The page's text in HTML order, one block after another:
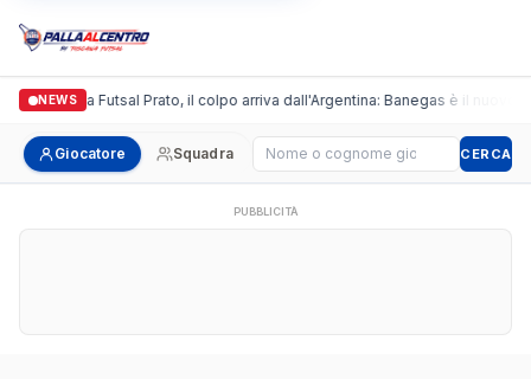
NEWS
Italgronda Futsal Prato, il colpo arriva dall'Argentina: Banegas è il nuovo
Giocatore Squadra Cerca giocatore CERCA
PUBBLICITÀ